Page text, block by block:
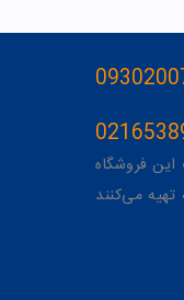
فروشگاه
می‌کنند